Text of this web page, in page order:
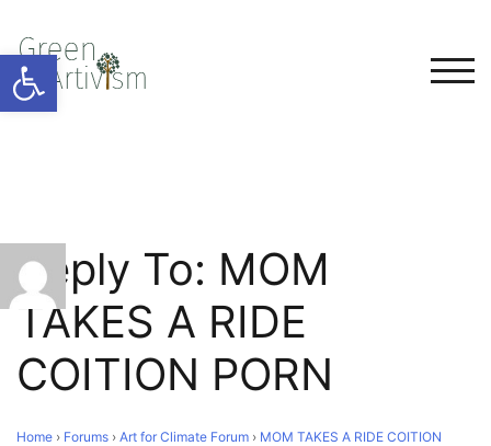
Open toolbar
Reply To: MOM
TAKES A RIDE
COITION PORN
Home › Forums › Art for Climate Forum › MOM TAKES A RIDE COITION